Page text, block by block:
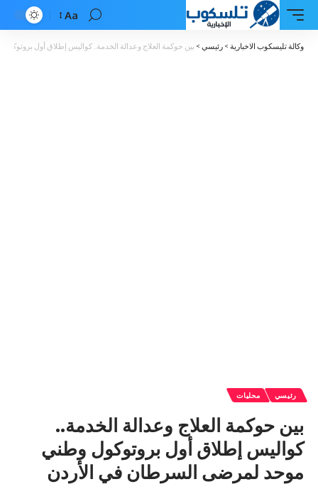
Font
Resizer
Aa
وكالة تليسكوب الاخبارية > رئيسي > بين حوكمة العلاج وعدالة الخدمة.. كواليس إطلاق أول
رئيسي محليات
بين حوكمة العلاج وعدالة الخدمة..
كواليس إطلاق أول بروتوكول وطني
موحد لمرضى السرطان في الأردن